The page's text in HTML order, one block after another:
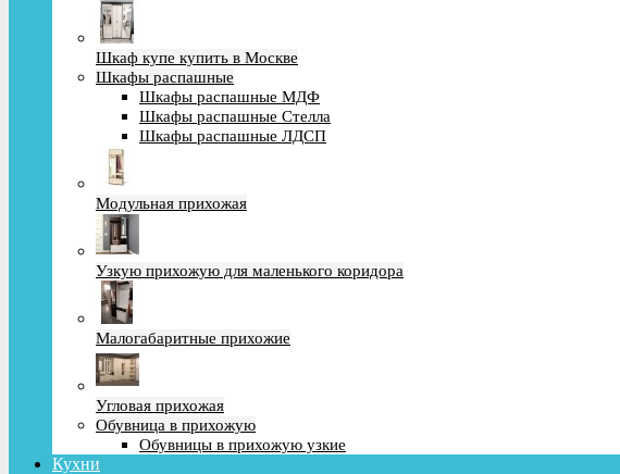
Шкаф купе купить в Москве
Шкафы распашные
Шкафы распашные МДФ
Шкафы распашные Стелла
Шкафы распашные ЛДСП
Модульная прихожая
Узкую прихожую для маленького коридора
Малогабаритные прихожие
Угловая прихожая
Обувница в прихожую
Обувницы в прихожую узкие
Кухни